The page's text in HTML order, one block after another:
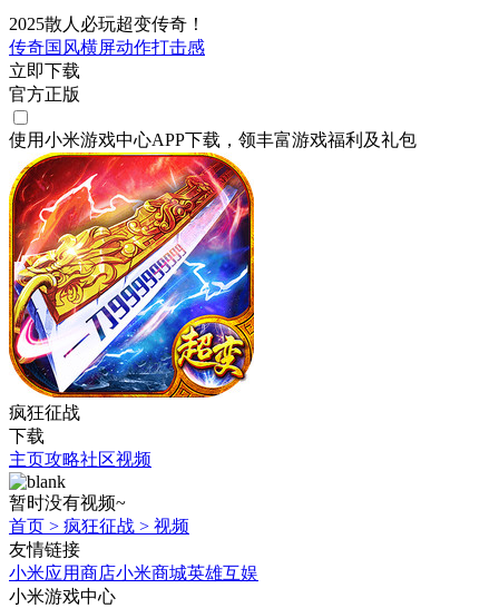
2025散人必玩超变传奇！
传奇国风横屏动作打击感
立即下载
官方正版
使用小米游戏中心APP下载 ，领丰富游戏福利 及礼包
疯狂征战
下载
主页攻略社区视频
暂时没有视频~
首页 > 疯狂征战 > 视频
友情链接
小米应用商店小米商城英雄互娱
小米游戏中心